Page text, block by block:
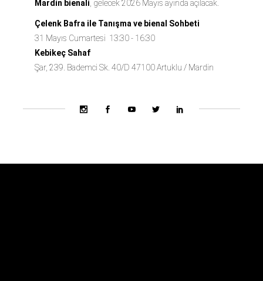
Mardin bienali , gelecek2026 Mayıs ayında açılacak.
Çelenk Bafra ile Tanışma ve bienal Sohbeti
31 Mayıs Cumartesi 13:30 - 16:30
Kebikeç Sahaf
Şar, 239. Bademci Sk. 40/D 47100 Artuklu / Mardin